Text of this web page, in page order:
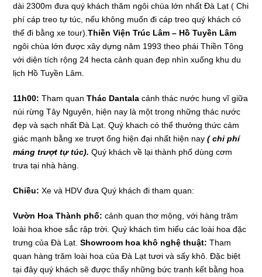
dài 2300m đưa quý khách thăm ngôi chùa lớn nhất Đà Lạt ( Chi
phí cáp treo tự túc, nếu không muốn đi cáp treo quý khách có
thể đi bằng xe tour).Thiền Viện Trúc Lâm – Hồ Tuyền Lâm
ngôi chùa lớn được xây dựng năm 1993 theo phái Thiền Tông
với diện tích rộng 24 hecta cảnh quan đẹp nhìn xuống khu du
lịch Hồ Tuyền Lâm.
11h00: Tham quanThác Dantala cảnh thác nước hung vĩ giữa
núi rừng Tây Nguyên, hiện nay là một trong những thác nước
đẹp và sạch nhất Đà Lạt. Quý khach có thể thưởng thức cảm
giác mạnh bằng xe trượt ống hiện đại nhất hiện nay( chi phí
máng trượt tự túc).Quý khách về lại thành phố dùng cơm
trưa tại nhà hàng.
Chiều: Xe và HDV đưa Quý khách đi tham quan:
Vườn Hoa Thành phố:cảnh quan thơ mộng, với hàng trăm
loài hoa khoe sắc rập trời. Quý khách tìm hiểu các loài hoa đặc
trưng của Đà Lạt.Showroom hoa khô nghệ thuật:Tham
quan hàng trăm loài hoa của Đà Lạt tươi và sấy khô. Đặc biệt
tại đây quý khách sẽ được thấy những bức tranh kết bằng hoa